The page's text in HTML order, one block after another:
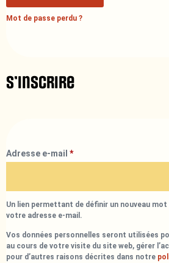
Mot de passe perdu ?
S’inscrire
Adresse e-mail *
Un lien permettant de définir un nouveau mot
votre adresse e-mail.
Vos données personnelles seront utilisées
au cours de votre visite du site web, gérer
pour d’autres raisons décrites dans notre